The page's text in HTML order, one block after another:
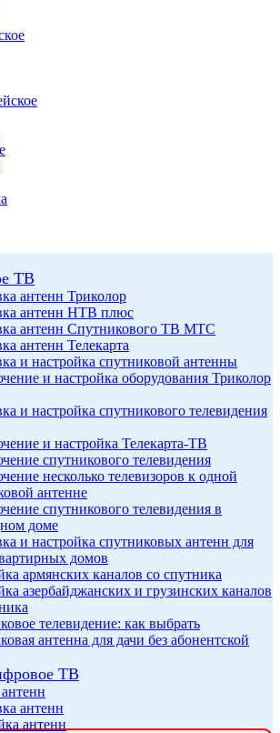
ТВ
антенн Триколор
антенн НТВ плюс
антенн Спутникового ТВ МТС
антенн Телекарта
и настройка спутниковой антенны
и настройка оборудования Триколор
и настройка спутникового телевидения
и настройка Телекарта-ТВ
спутникового телевидения
несколько телевизоров к одной
антенне
спутникового телевидения в
доме
и настройка спутниковых антенн для
домов
армянских каналов со спутника
азербайджанских и грузинских каналов
телевидение: как выбрать
антенна для дачи без абонентской
ТВ
антенн
антенн